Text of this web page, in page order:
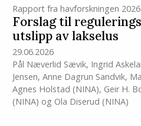
Rapport fra havforskningen
Forslag til
utslipp av lakselus
29.06.2026
Pål Næverlid Sævik, Ingrid
Jensen, Anne Dagrun Sandvik,
Agnes Holstad (NINA), Geir H.
(NINA) og Ola Diserud (NINA)